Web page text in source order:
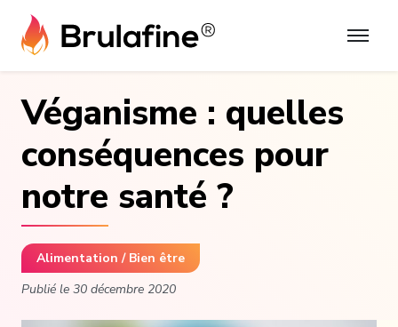
content
Véganisme : quelles
conséquences pour
notre santé ?
Alimentation / Bien être
Publié le 30 décembre 2020